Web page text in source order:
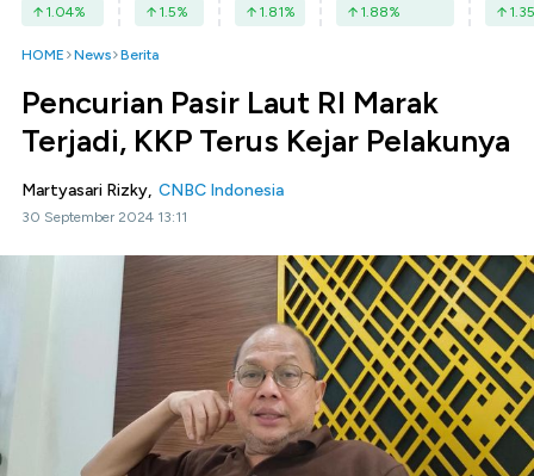
1.04% 1.5% 1.81% 1.88% 1.35
HOME News Berita
Pencurian Pasir Laut RI Marak
Terjadi, KKP Terus Kejar Pelakunya
Martyasari Rizky, CNBC Indonesia
30 September 2024 13:11